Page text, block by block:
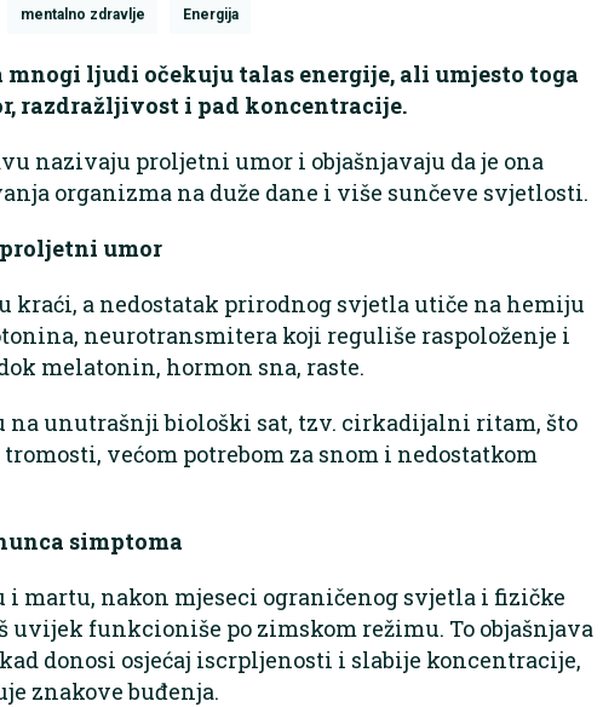
mentalno zdravlje Energija
mnogi ljudi očekuju talas energije, ali umjesto toga
razdražljivost i pad koncentracije.
nazivaju proljetni umor i objašnjavaju da je ona
organizma na duže dane i više sunčeve svjetlosti.
umor
kraći, a nedostatak prirodnog svjetla utiče na hemiju
neurotransmitera koji reguliše raspoloženje i
melatonin, hormon sna, raste.
na unutrašnji biološki sat, tzv. cirkadijalni ritam, što
većom potrebom za snom i nedostatkom
simptoma
i martu, nakon mjeseci ograničenog svjetla i fizičke
uvijek funkcioniše po zimskom režimu. To objašnjava
donosi osjećaj iscrpljenosti i slabije koncentracije,
znakove buđenja.